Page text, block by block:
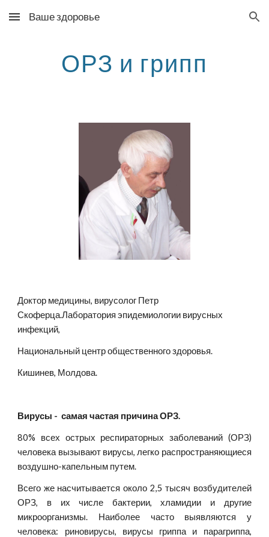
Skip to main content Skip to navigation
Ваше здоровье
ОРЗ и грипп
Доктор медицины, вирусолог Петр
Скоферца.Лаборатория эпидемиологии вирусных
инфекций,
Национальный центр общественного здоровья.
Кишинев, Молдова.
Вирусы -  самая частая причина ОРЗ.
80% всех острых респираторных заболеваний (ОРЗ)
человека вызывают вирусы, легко распространяющиеся
воздушно-капельным путем.
Всего же насчитывается около 2,5 тысяч возбудителей
ОРЗ, в их числе бактерии, хламидии и другие
микроорганизмы. Наиболее часто выявляются у
человека: риновирусы, вирусы гриппа и парагриппа,